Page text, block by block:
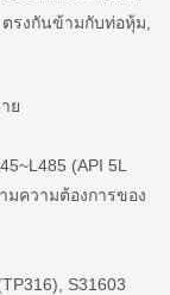
รงกันข้ามกับท่อหุ้ม,
ย
(API 5L
มความต้องการของ
S31603